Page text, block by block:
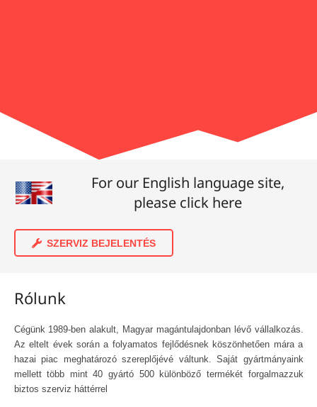
For our English language site,
please click here
SZERVIZ BEJELENTÉS
Rólunk
Cégünk 1989-ben alakult, Magyar magántulajdonban lévő vállalkozás.
Az eltelt évek során a folyamatos fejlődésnek köszönhetően mára a
hazai piac meghatározó szereplőjévé váltunk. Saját gyártmányaink
mellett több mint 40 gyártó 500 különböző termékét forgalmazzuk
biztos szerviz háttérrel